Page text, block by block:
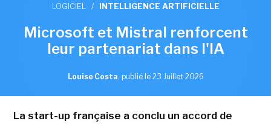
LOGICIEL / INTELLIGENCE ARTIFICIELLE
Microsoft et Mistral renforcent
leur partenariat dans l'IA
Louise Costa, publié le 23 Juillet 2026
La start-up française a conclu un accord de